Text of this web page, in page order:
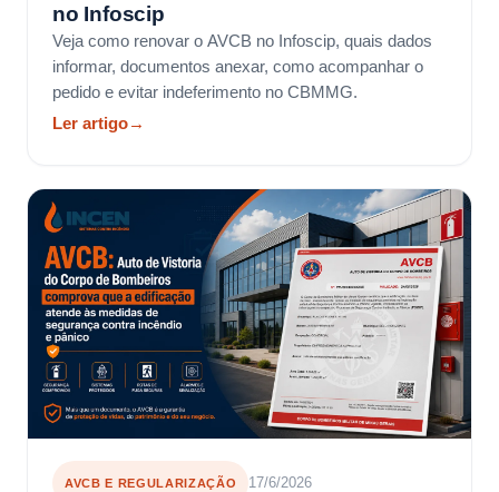
no Infoscip
Veja como renovar o AVCB no Infoscip, quais dados
informar, documentos anexar, como acompanhar o
pedido e evitar indeferimento no CBMMG.
Ler artigo→
AVCB E REGULARIZAÇÃO 17/6/2026